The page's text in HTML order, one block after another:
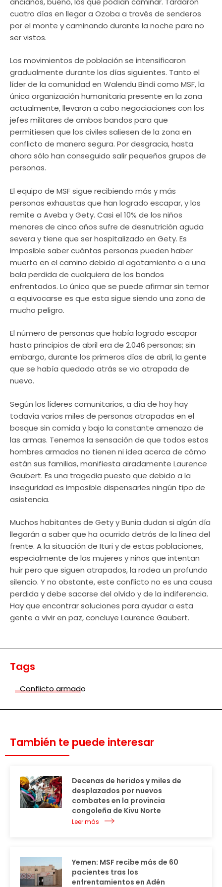
cuatro días en llegar a Ozoba a través de senderos
por el monte y caminando durante la noche para no
ser vistos.
Los movimientos de población se intensificaron
gradualmente durante los días siguientes. Tanto el
líder de la comunidad en Walendu Bindi como MSF, la
única organización humanitaria presente en la zona
actualmente, llevaron a cabo negociaciones con los
jefes militares de ambos bandos para que
permitiesen que los civiles saliesen de la zona en
conflicto de manera segura. Por desgracia, hasta
ahora sólo han conseguido salir pequeños grupos de
personas.
El equipo de MSF sigue recibiendo más y más
personas exhaustas que han logrado escapar, y los
remite a Aveba y Gety. Casi el 10% de los niños
menores de cinco años sufre de desnutrición aguda
severa y tiene que ser hospitalizado en Gety. Es
imposible saber cuántas personas pueden haber
muerto en el camino debido al agotamiento o a una
bala perdida de cualquiera de los bandos
enfrentados. Lo único que se puede afirmar sin temor
a equivocarse es que esta sigue siendo una zona de
mucho peligro.
El número de personas que había logrado escapar
hasta principios de abril era de 2.046 personas; sin
embargo, durante los primeros días de abril, la gente
que se había quedado atrás se vio atrapada de
nuevo.
Según los líderes comunitarios, a día de hoy hay
todavía varios miles de personas atrapadas en el
bosque sin comida y bajo la constante amenaza de
las armas. Tenemos la sensación de que todos estos
hombres armados no tienen ni idea acerca de cómo
están sus familias, manifiesta airadamente Laurence
Gaubert. Es una tragedia puesto que debido a la
inseguridad es imposible dispensarles ningún tipo de
asistencia.
Muchos habitantes de Gety y Bunia dudan si algún día
llegarán a saber que ha ocurrido detrás de la línea del
frente. A la situación de Ituri y de estas poblaciones,
especialmente de las mujeres y niños que intentan
huir pero que siguen atrapados, la rodea un profundo
silencio. Y no obstante, este conflicto no es una causa
perdida y debe sacarse del olvido y de la indiferencia.
Hay que encontrar soluciones para ayudar a esta
gente a vivir en paz, concluye Laurence Gaubert.
Tags
Conflicto armado
También te puede interesar
Decenas de heridos y miles de
desplazados por nuevos
combates en la provincia
congoleña de Kivu Norte
Leer más
Yemen: MSF recibe más de 60
pacientes tras los
enfrentamientos en Adén